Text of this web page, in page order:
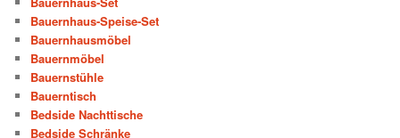
Bauernhaus-Speise-Set
Bauernhausmöbel
Bauernmöbel
Bauernstühle
Bauerntisch
Bedside Nachttische
Bedside Schränke